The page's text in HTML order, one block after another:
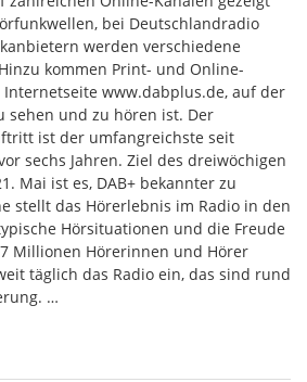
bei Deutschlandradio
werden verschiedene
kommen Print- und Online-
www.dabplus.de, auf der
sehen und zu hören ist. Der
ist der umfangreichste seit
sechs Jahren. Ziel des dreiwöchigen
Mai ist es, DAB+ bekannter zu
stellt das Hörerlebnis im Radio in den
Hörsituationen und die Freude
Millionen Hörerinnen und Hörer
täglich das Radio ein, das sind rund
…